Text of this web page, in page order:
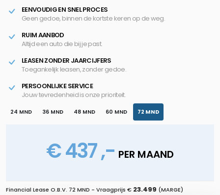
EENVOUDIG EN SNEL PROCES
Geen gedoe, binnen de kortste keren op de weg.
RUIM AANBOD
Altijd een auto die bij je past.
LEASEN ZONDER JAARCIJFERS
Toegankelijk leasen, zonder gedoe.
PERSOONLIJKE SERVICE
Jouw tevredenheid is onze prioriteit.
24 MND 36 MND 48 MND 60 MND 72 MND
€ 437 ,- PER MAAND
Financial Lease O.B.V. 72 MND - Vraagprijs € 23.499 (MARGE)